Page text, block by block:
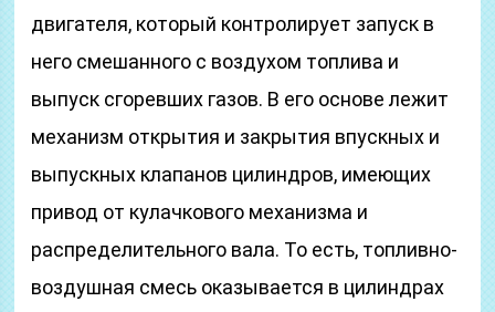
двигателя, который контролирует запуск в
него смешанного с воздухом топлива и
выпуск сгоревших газов. В его основе лежит
механизм открытия и закрытия впускных и
выпускных клапанов цилиндров, имеющих
привод от кулачкового механизма и
распределительного вала. То есть, топливно-
воздушная смесь оказывается в цилиндрах